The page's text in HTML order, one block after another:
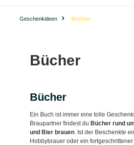
Geschenkideen Bücher
Bücher
Bücher
Ein Buch ist immer eine tolle
Braupartner findest du Bücher rund
und Bier brauen . Ist der Beschenkte
Hobbybrauer oder ein